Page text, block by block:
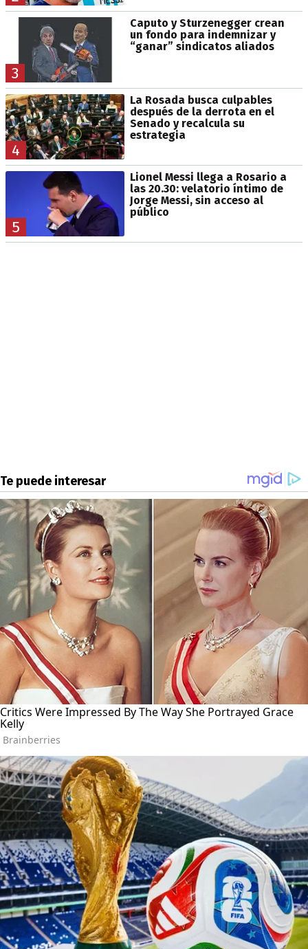
3
Caputo y Sturzenegger crean
un fondo para indemnizar y
“ganar” sindicatos aliados
4
La Rosada busca culpables
después de la derrota en el
Senado y recalcula su
estrategia
5
Lionel Messi llega a Rosario a
las 20.30: velatorio íntimo de
Jorge Messi, sin acceso al
público